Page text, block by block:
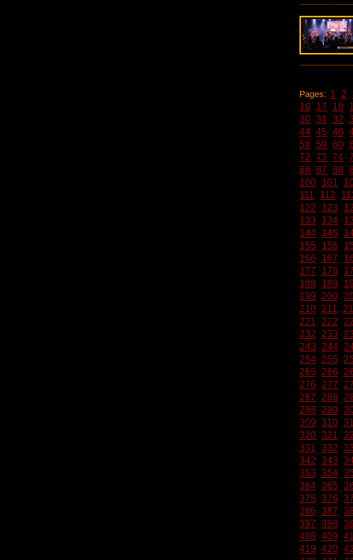
Pages: 1 2
16
17 18
30 31 32
44 45 46
58 59 60
72 73 74
86 87 88
100 101
111
112
122
123
133
134
144 145
155
156
166
167
177
178
188
189
199 200
210 211
221 222
232 233
243 244
254 255
265 266
276 277
287 288
298 299
309 310
320 321
331 332
342 343
353 354
364 365
375 376
386 387
397 398
408 409
419 420